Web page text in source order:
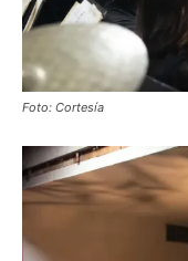
Foto: Cortesía